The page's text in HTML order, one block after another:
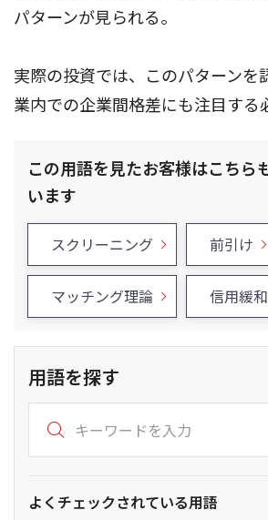
パターンが見られる。
実際の投資では、このパターンを
業内での企業間格差にも注目する
この用語を見たお客様はこちら
います
スクリーニング 前引け
マッチング理論 信用緩和
用語を探す
よくチェックされている用語